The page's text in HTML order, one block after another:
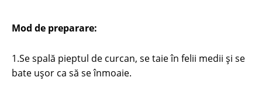
Mod de preparare:
1.Se spală pieptul de curcan, se taie în felii medii şi se
bate uşor ca să se înmoaie.